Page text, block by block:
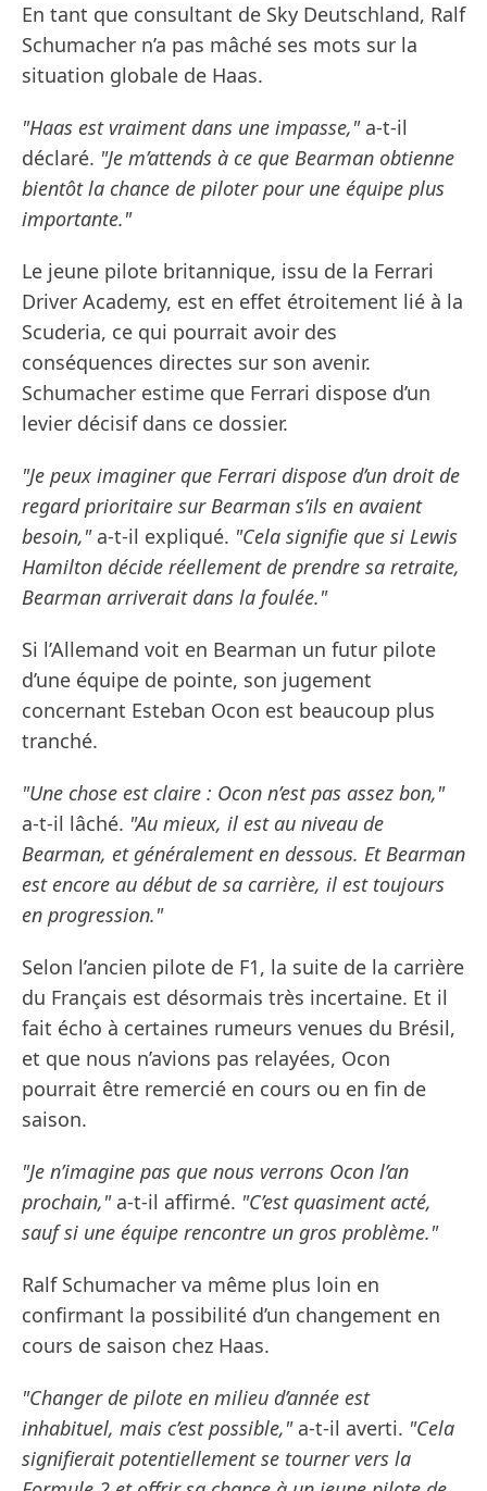
En tant que consultant de Sky Deutschland, Ralf
Schumacher n’a pas mâché ses mots sur la
situation globale de Haas.
"Haas est vraiment dans une impasse,"a-t-il
déclaré. "Je m’attends à ce que Bearman obtienne
bientôt la chance de piloter pour une équipe plus
importante."
Le jeune pilote britannique, issu de la Ferrari
Driver Academy, est en effet étroitement lié à la
Scuderia, ce qui pourrait avoir des
conséquences directes sur son avenir.
Schumacher estime que Ferrari dispose d’un
levier décisif dans ce dossier.
"Je peux imaginer que Ferrari dispose d’un droit de
regard prioritaire sur Bearman s’ils en avaient
besoin,"a-t-il expliqué. "Cela signifie que si Lewis
Hamilton décide réellement de prendre sa retraite,
Bearman arriverait dans la foulée."
Si l’Allemand voit en Bearman un futur pilote
d’une équipe de pointe, son jugement
concernant Esteban Ocon est beaucoup plus
tranché.
"Une chose est claire : Ocon n’est pas assez bon,"
a-t-il lâché. "Au mieux, il est au niveau de
Bearman, et généralement en dessous. Et Bearman
est encore au début de sa carrière, il est toujours
en progression."
Selon l’ancien pilote de F1, la suite de la carrière
du Français est désormais très incertaine. Et il
fait écho à certaines rumeurs venues du Brésil,
et que nous n’avions pas relayées, Ocon
pourrait être remercié en cours ou en fin de
saison.
"Je n’imagine pas que nous verrons Ocon l’an
prochain,"a-t-il affirmé. "C’est quasiment acté,
sauf si une équipe rencontre un gros problème."
Ralf Schumacher va même plus loin en
confirmant la possibilité d’un changement en
cours de saison chez Haas.
"Changer de pilote en milieu d’année est
inhabituel, mais c’est possible,"a-t-il averti. "Cela
signifierait potentiellement se tourner vers la